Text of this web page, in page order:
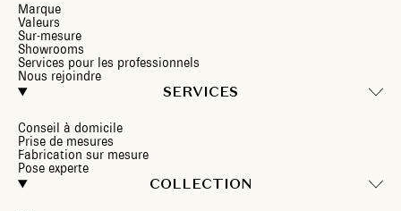
Marque
Valeurs
Sur-mesure
Showrooms
Services pour les professionnels
Nous rejoindre
SERVICES
Conseil à domicile
Prise de mesures
Fabrication sur mesure
Pose experte
COLLECTION